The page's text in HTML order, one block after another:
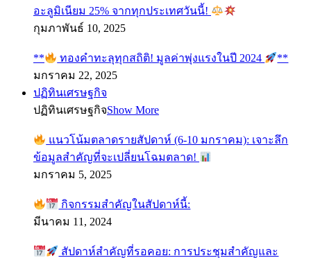
อะลูมิเนียม 25% จากทุกประเทศวันนี้!
กุมภาพันธ์ 10, 2025
** ทองคำทะลุทุกสถิติ! มูลค่าพุ่งแรงในปี 2024
**
มกราคม 22, 2025
ปฏิทินเศรษฐกิจ
ปฏิทินเศรษฐกิจShow More
แนวโน้มตลาดรายสัปดาห์ (6-10 มกราคม): เจาะลึก
ข้อมูลสำคัญที่จะเปลี่ยนโฉมตลาด!
มกราคม 5, 2025
กิจกรรมสำคัญในสัปดาห์นี้:
มีนาคม 11, 2024
สัปดาห์สำคัญที่รอคอย: การประชุมสำคัญและ